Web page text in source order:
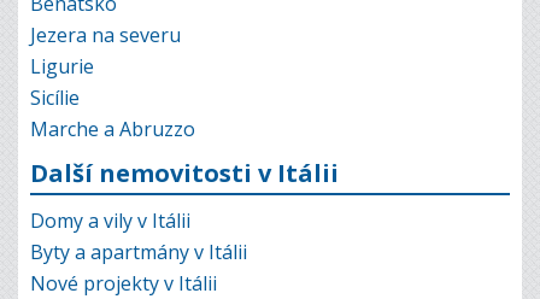
Jezera na severu
Ligurie
Sicílie
Marche a Abruzzo
Další nemovitosti v Itálii
Domy a vily v Itálii
Byty a apartmány v Itálii
Nové projekty v Itálii